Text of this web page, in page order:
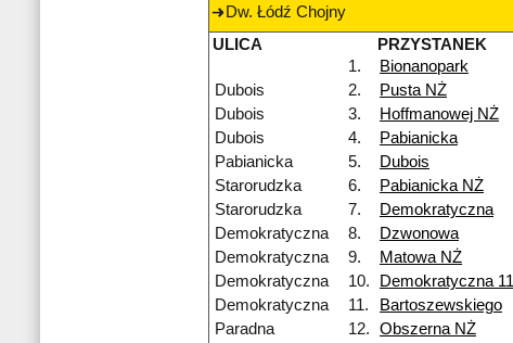
Dw. Łódź Chojny
ULICA
PRZYSTANEK
1.
Bionanopark
Dubois
2.
Pusta NŻ
Dubois
3.
Hoffmanowej NŻ
Dubois
4. Pabianicka
Pabianicka
5. Dubois
Starorudzka
6. Pabianicka NŻ
Starorudzka
7. Demokratyczna
Demokratyczna
8.
Dzwonowa
Demokratyczna
9.
Matowa NŻ
Demokratyczna
10.
Demokratyczna
Demokratyczna
11. Bartoszewskiego
Paradna
12. Obszerna NŻ